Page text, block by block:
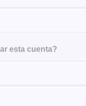
esta cuenta?